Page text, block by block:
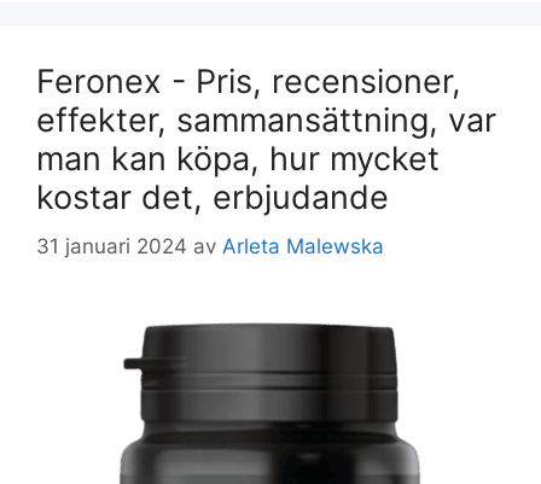
Feronex - Pris, recensioner,
effekter, sammansättning, var
man kan köpa, hur mycket
kostar det, erbjudande
31 januari 2024 av Arleta Malewska